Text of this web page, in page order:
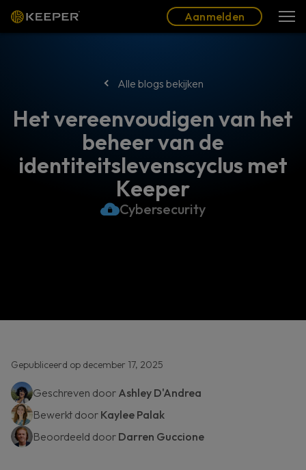
Aanmelden
Alle blogs bekijken
Het vereenvoudigen van het
beheer van de
identiteitslevenscyclus met
Keeper
Cybersecurity
Gepubliceerd op december 17, 2025
Geschreven door Ashley D'Andrea
Bewerkt door Kaylee Palak
Beoordeeld door Darren Guccione